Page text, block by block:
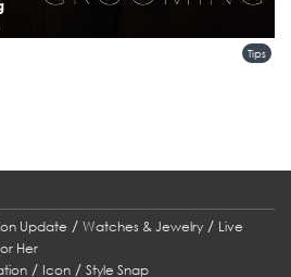
รับนักกีฬา แต่การดูแลตัวเองหลังจากการฝึกซ้อม
Tips
Update / Watches & Jewelry/ Live
Her
/ Icon/ Style Snap